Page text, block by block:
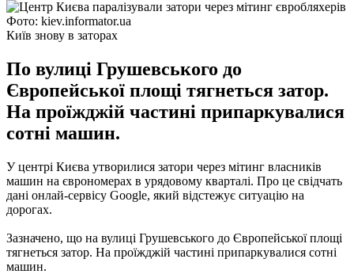
Фото: kiev.informator.ua
Київ знову в заторах
По вулиці Грушевського до
Європейської площі тягнеться затор.
На проїжджій частині припаркувалися
сотні машин.
У центрі Києва утворилися затори через мітинг власників
машин на єврономерах в урядовому кварталі. Про це свідчать
дані онлай-сервісу Google, який відстежує ситуацію на
дорогах.
Зазначено, що на вулиці Грушевського до Європейської площі
тягнеться затор. На проїжджій частині припаркувалися сотні
машин.